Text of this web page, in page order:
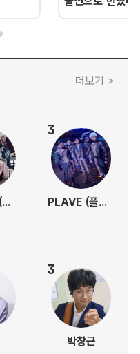
더보기 >
CORTIS (코르티스)
3
PLAVE (플레이브)
3
박창근